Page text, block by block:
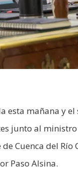
mañana y el
junto al
Cuenca del Río
Paso Alsina.